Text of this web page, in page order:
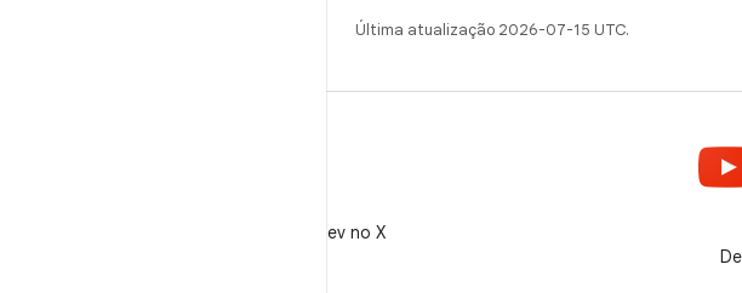
Última atualização 2026-07-15 UTC.
Siga @AndroidDev no X